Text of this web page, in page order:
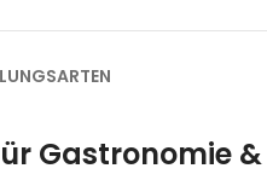
Gastronomie &